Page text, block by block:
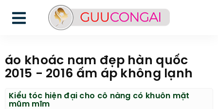
áo khoác nam đẹp hàn quốc
2015 - 2016 ấm áp không lạnh
Kiểu tóc hiện đại cho cô nàng có khuôn mặt
mũm mĩm